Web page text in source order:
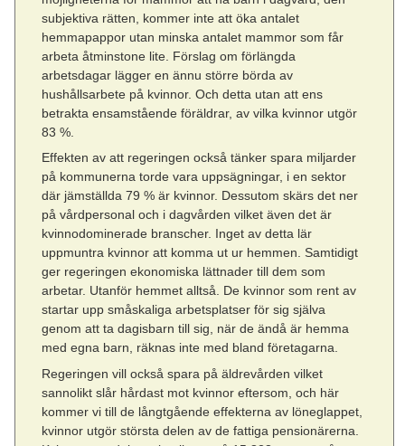
subjektiva rätten, kommer inte att öka antalet
hemmapappor utan minska antalet mammor som får
arbeta åtminstone lite. Förslag om förlängda
arbetsdagar lägger en ännu större börda av
hushållsarbete på kvinnor. Och detta utan att ens
betrakta ensamstående föräldrar, av vilka kvinnor utgör
83 %.
Effekten av att regeringen också tänker spara miljarder
på kommunerna torde vara uppsägningar, i en sektor
där jämställda 79 % är kvinnor. Dessutom skärs det ner
på vårdpersonal och i dagvården vilket även det är
kvinnodominerade branscher. Inget av detta lär
uppmuntra kvinnor att komma ut ur hemmen. Samtidigt
ger regeringen ekonomiska lättnader till dem som
arbetar. Utanför hemmet alltså. De kvinnor som rent av
startar upp småskaliga arbetsplatser för sig själva
genom att ta dagisbarn till sig, när de ändå är hemma
med egna barn, räknas inte med bland företagarna.
Regeringen vill också spara på äldrevården vilket
sannolikt slår hårdast mot kvinnor eftersom, och här
kommer vi till de långtgående effekterna av löneglappet,
kvinnor utgör största delen av de fattiga pensionärerna.